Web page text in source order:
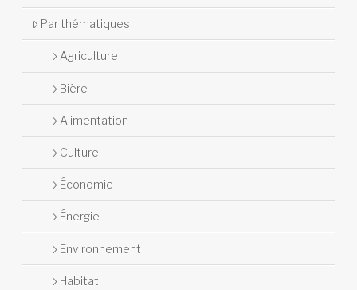
Par thématiques
Agriculture
Bière
Alimentation
Culture
Économie
Énergie
Environnement
Habitat